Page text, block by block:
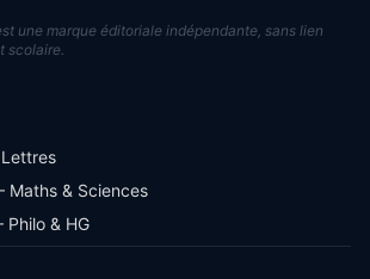
une marque éditoriale indépendante, sans lien
scolaire.
Maths & Sciences
& HG